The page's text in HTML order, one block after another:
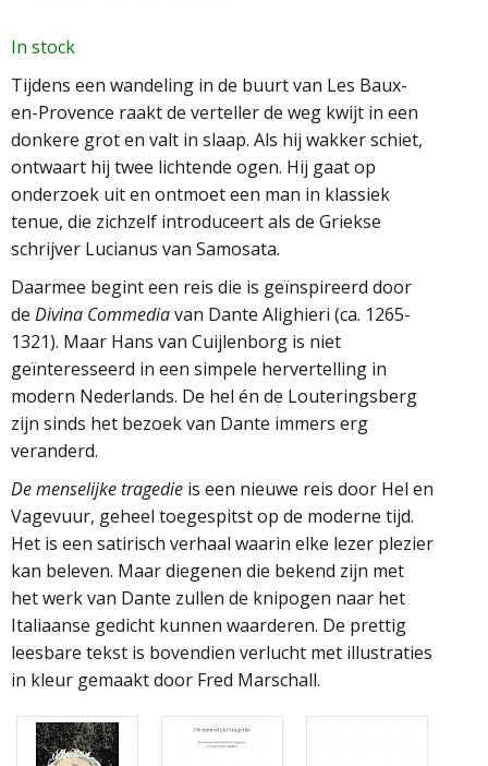
In stock
Tijdens een wandeling in de buurt van Les Baux-
en-Provence raakt de verteller de weg kwijt in een
donkere grot en valt in slaap. Als hij wakker schiet,
ontwaart hij twee lichtende ogen. Hij gaat op
onderzoek uit en ontmoet een man in klassiek
tenue, die zichzelf introduceert als de Griekse
schrijver Lucianus van Samosata.
Daarmee begint een reis die is geïnspireerd door
de Divina Commediavan Dante Alighieri (ca. 1265-
1321). Maar Hans van Cuijlenborg is niet
geïnteresseerd in een simpele hervertelling in
modern Nederlands. De hel én de Louteringsberg
zijn sinds het bezoek van Dante immers erg
veranderd.
De menselijke tragedie is een nieuwe reis door Hel en
Vagevuur, geheel toegespitst op de moderne tijd.
Het is een satirisch verhaal waarin elke lezer plezier
kan beleven. Maar diegenen die bekend zijn met
het werk van Dante zullen de knipogen naar het
Italiaanse gedicht kunnen waarderen. De prettig
leesbare tekst is bovendien verlucht met illustraties
in kleur gemaakt door Fred Marschall.